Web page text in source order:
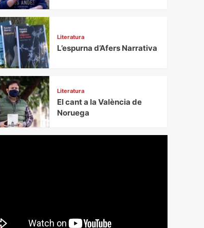
Literatura
L’espurna d’Afers Narrativa
Literatura
El cant a la València de
Noruega